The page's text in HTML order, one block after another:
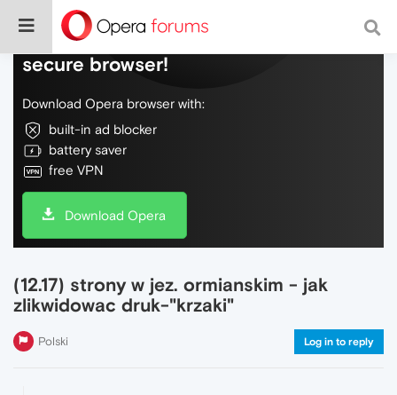
Do more on the web, with a fast and
secure browser!
Download Opera browser with:
built-in ad blocker
battery saver
free VPN
Download Opera
(12.17) strony w jez. ormianskim - jak
zlikwidowac druk-"krzaki"
Polski Log in to reply